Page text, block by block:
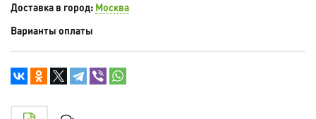
Доставка в город: Москва
Варианты оплаты